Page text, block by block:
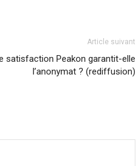
Article suivant
satisfaction Peakon garantit-elle
l’anonymat ? (rediffusion)